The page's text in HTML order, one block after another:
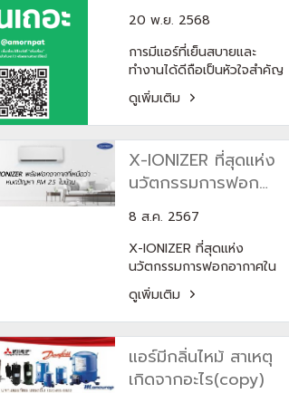
มือใหม่และคนที่กำลังจะติดตั้ง
20 พ.ย. 2568
การมีแอร์ที่เย็นสบายและ
ทำงานได้ดีถือเป็นหัวใจสำคัญ
ของ ร้านทำผม เพราะช่วยให้
ลูกค้าและช่างรู้สึกสบาย และ
สร้างบรรยากาศที่เป็นมืออาชีพ
อย่างไรก็ตาม ปัญหาแอร์ร้าน
ทำผม มักเกิดจากอะไหล่ที่
เสื่อมสภาพหรือขาดการบำรุง
ผลต่อการให้บริการและค่าใช้
ดูเพิ่มเติม
X-IONIZER ที่สุดแห่ง
นวัตกรรมการฟอก
จาก CARRIER(copy)
(copy)
8 ส.ค. 2567
X-IONIZER ที่สุดแห่ง
นวัตกรรมการฟอกอากาศใน
แอร์บ้านจาก CARRIER
ดูเพิ่มเติม
แอร์มีกลิ่นไหม้ สาเหตุ
เกิดจากอะไร(copy)